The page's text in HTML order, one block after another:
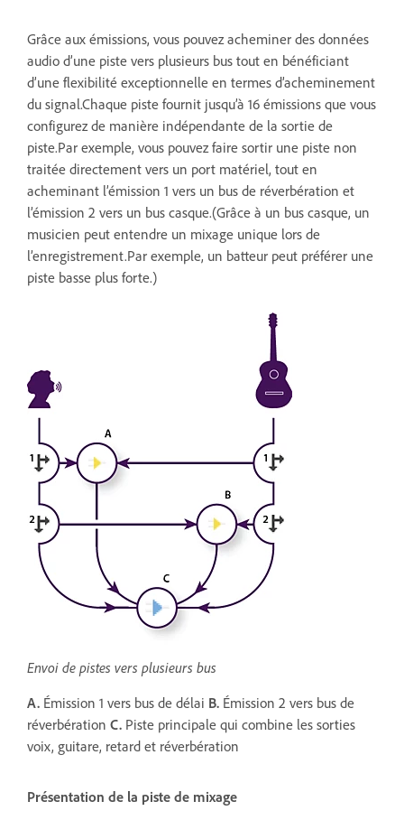
Grâce aux émissions, vous pouvez acheminer des données
audio d’une piste vers plusieurs bus tout en bénéficiant
d’une flexibilité exceptionnelle en termes d’acheminement
du signal.Chaque piste fournit jusqu’à 16 émissions que vous
configurez de manière indépendante de la sortie de
piste.Par exemple, vous pouvez faire sortir une piste non
traitée directement vers un port matériel, tout en
acheminant l’émission 1 vers un bus de réverbération et
l’émission 2 vers un bus casque.(Grâce à un bus casque, un
musicien peut entendre un mixage unique lors de
l’enregistrement.Par exemple, un batteur peut préférer une
piste basse plus forte.)
Envoi de pistes vers plusieurs bus
A. Émission 1 vers bus de délai B. Émission 2 vers bus de
réverbération C. Piste principale qui combine les sorties
voix, guitare, retard et réverbération
Présentation de la piste de mixage